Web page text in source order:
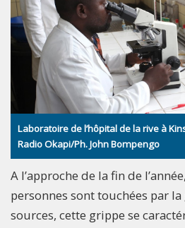
Laboratoire de l’hôpital de la rive à
Radio Okapi/Ph. John Bompengo
A l’approche de la fin de
personnes sont touchées par
sources, cette grippe se